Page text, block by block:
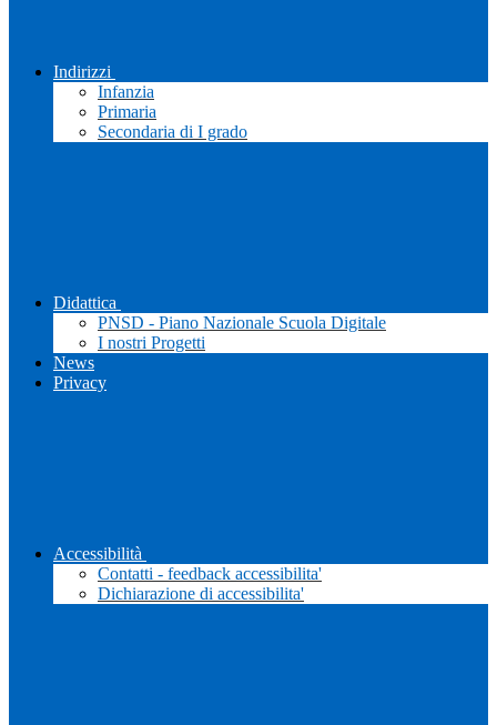
Indirizzi
Infanzia
Primaria
Secondaria di I grado
Didattica
PNSD - Piano Nazionale Scuola Digitale
I nostri Progetti
News
Privacy
Accessibilità
Contatti - feedback accessibilita'
Dichiarazione di accessibilita'